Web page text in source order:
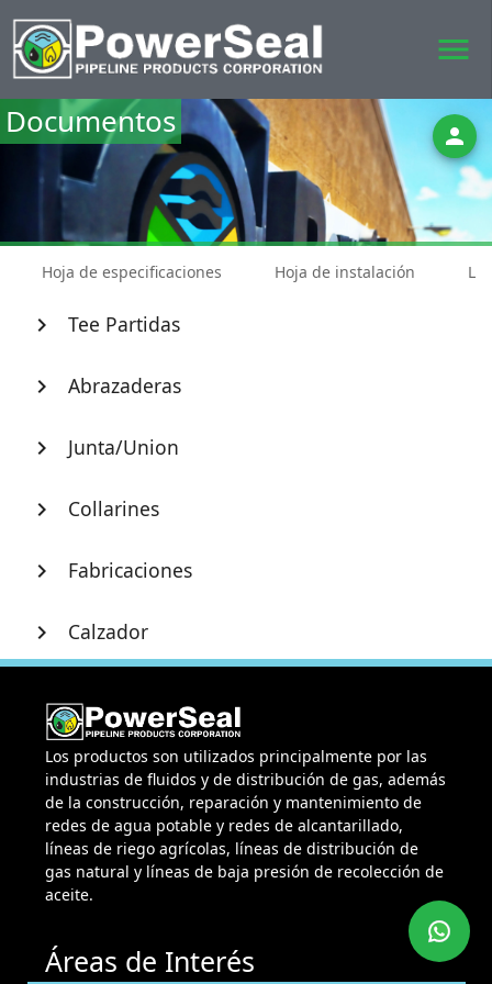
menu
person
Documentos
Hoja de especificaciones Hoja de instalación
chevron_right Tee Partidas
chevron_right Abrazaderas
chevron_right Junta/Union
chevron_right Collarines
chevron_right Fabricaciones
chevron_right Calzador
Los productos son utilizados principalmente por las
industrias de fluidos y de distribución de gas, además
de la construcción, reparación y mantenimiento de
redes de agua potable y redes de alcantarillado,
líneas de riego agrícolas, líneas de distribución de
gas natural y líneas de baja presión de recolección de
aceite.
Áreas de Interés